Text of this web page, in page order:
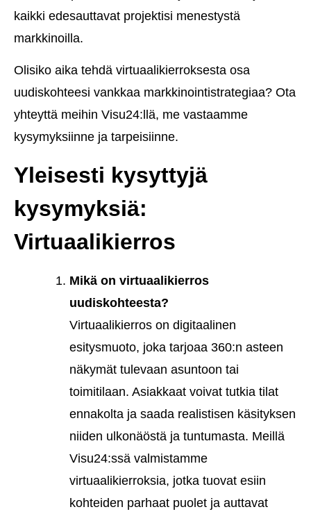
kaikki edesauttavat projektisi menestystä
markkinoilla.
Olisiko aika tehdä virtuaalikierroksesta osa
uudiskohteesi vankkaa markkinointistrategiaa? Ota
yhteyttä meihin Visu24:llä, me vastaamme
kysymyksiinne ja tarpeisiinne.
Yleisesti kysyttyjä
kysymyksiä:
Virtuaalikierros
Mikä on virtuaalikierros
uudiskohteesta?
Virtuaalikierros on digitaalinen
esitysmuoto, joka tarjoaa 360:n asteen
näkymät tulevaan asuntoon tai
toimitilaan. Asiakkaat voivat tutkia tilat
ennakolta ja saada realistisen käsityksen
niiden ulkonäöstä ja tuntumasta. Meillä
Visu24:ssä valmistamme
virtuaalikierroksia, jotka tuovat esiin
kohteiden parhaat puolet ja auttavat